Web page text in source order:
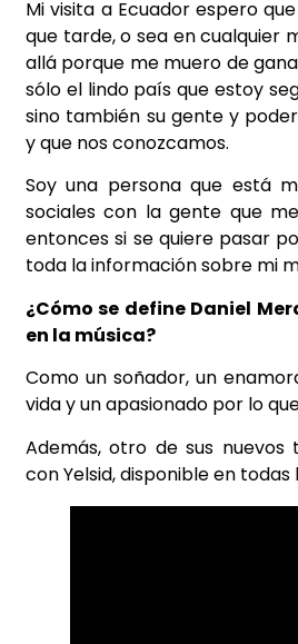
Mi visita a Ecuador espero
que tarde, o sea en cualquier
allá porque me muero de
sólo el lindo país que estoy
sino también su gente y
y que nos conozcamos.
Soy una persona que está
sociales con la gente que
entonces si se quiere pasar
toda la información sobre mi
¿Cómo se define Daniel
en la música?
Como un soñador, un
vida y un apasionado por lo
Además, otro de sus nuevos
con Yelsid, disponible en todas